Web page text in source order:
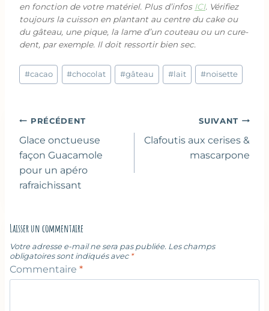
en fonction de votre matériel. Plus d’infos ICI. Vérifiez
toujours la cuisson en plantant au centre du cake ou
du gâteau, une pique, la lame d’un couteau ou un cure-
dent, par exemple. Il doit ressortir bien sec.
Étiquettes
de
#cacao #chocolat #gâteau #lait #noisette
Navigation
de
l’article
PRÉCÉDENT
Glace onctueuse
façon Guacamole
pour un apéro
rafraichissant
SUIVANT
Clafoutis aux cerises &
mascarpone
Laisser un commentaire
Votre adresse e-mail ne sera pas publiée. Les champs
obligatoires sont indiqués avec *
Commentaire *